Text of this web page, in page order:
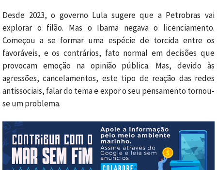
Desde 2023, o governo Lula sugere que a Petrobras vai
explorar o filão. Mas o Ibama negava o licenciamento.
Começou a se formar uma espécie de torcida entre os
favoráveis, e os contrários, fato normal em decisões que
provocam emoção na opinião pública. Mas, devido às
agressões, cancelamentos, este tipo de reação das redes
antissociais, falar do tema e expor o seu pensamento tornou-
se um problema.